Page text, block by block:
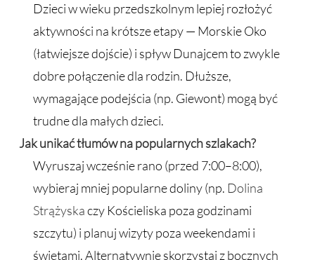
Dzieci w wieku przedszkolnym lepiej rozłożyć
aktywności na krótsze etapy — Morskie Oko
(łatwiejsze dojście) i spływ Dunajcem to zwykle
dobre połączenie dla rodzin. Dłuższe,
wymagające podejścia (np. Giewont) mogą być
trudne dla małych dzieci.
Jak unikać tłumów na popularnych szlakach?
Wyruszaj wcześnie rano (przed 7:00–8:00),
wybieraj mniej popularne doliny (np. Dolina
Strążyskaczy Kościeliska poza godzinami
szczytu) i planuj wizyty poza weekendami i
świętami. Alternatywnie skorzystaj z bocznych